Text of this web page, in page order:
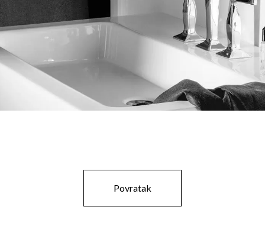
Povratak